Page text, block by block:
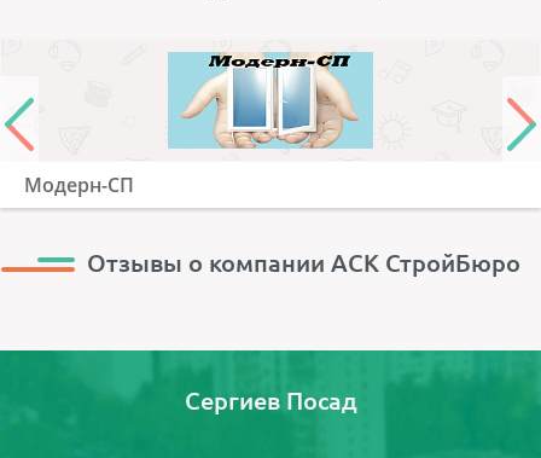
Модерн-СП
Отзывы о компании АСК СтройБюро
Сергиев Посад